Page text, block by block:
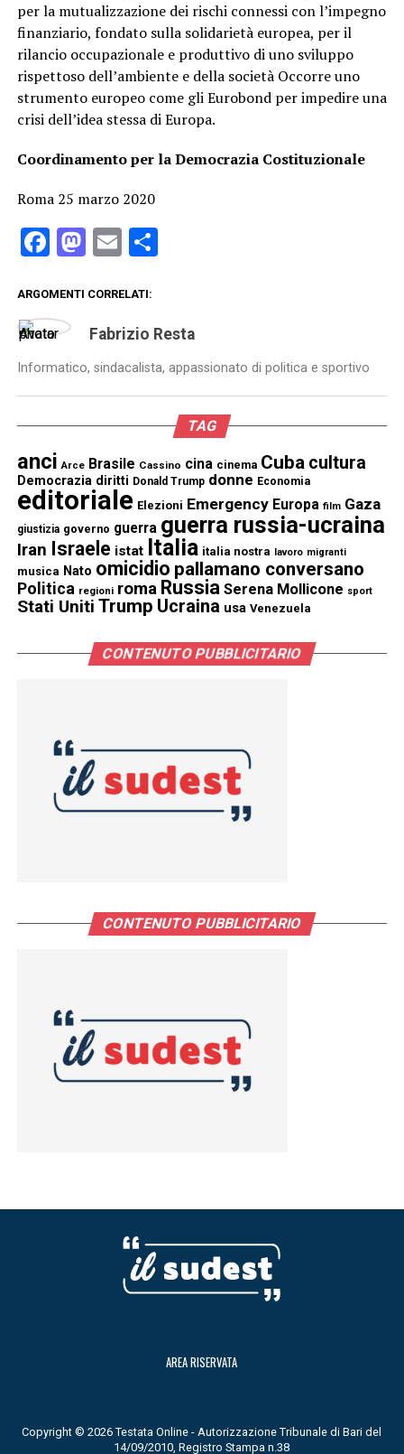
per la mutualizzazione dei rischi connessi con l’impegno
finanziario, fondato sulla solidarietà europea, per il
rilancio occupazionale e produttivo di uno sviluppo
rispettoso dell’ambiente e della società Occorre uno
strumento europeo come gli Eurobond per impedire una
crisi dell’idea stessa di Europa.
Coordinamentoper la Democrazia Costituzionale
Roma 25 marzo 2020
Facebook
Mastodon
EmailCondividi
ARGOMENTI CORRELATI:
Fabrizio Resta
Informatico, sindacalista, appassionato di politica e sportivo
TAG
anci Arce Brasile Cassino cina cinema Cuba cultura
Democrazia diritti Donald Trump donne Economia
editoriale Elezioni Emergency Europa film Gaza
giustizia governo guerra guerra russia-ucraina
Iran Israele istat Italia italia nostra lavoro migranti
musica Nato omicidio pallamano conversano
Politica regioni roma Russia Serena Mollicone sport
Stati Uniti Trump Ucraina usa Venezuela
CONTENUTO PUBBLICITARIO
CONTENUTO PUBBLICITARIO
AREA RISERVATA
Copyright © 2026 Testata Online - Autorizzazione Tribunale di Bari del
14/09/2010, Registro Stampa n.38